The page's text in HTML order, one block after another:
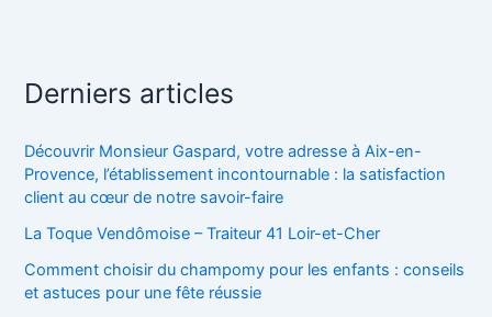
Derniers articles
Découvrir Monsieur Gaspard, votre adresse à Aix-en-
Provence, l’établissement incontournable : la satisfaction
client au cœur de notre savoir-faire
La Toque Vendômoise – Traiteur 41 Loir-et-Cher
Comment choisir du champomy pour les enfants : conseils
et astuces pour une fête réussie